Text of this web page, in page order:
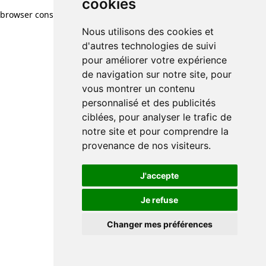
cookies
Nous utilisons des cookies et
d'autres technologies de suivi
pour améliorer votre expérience
de navigation sur notre site, pour
vous montrer un contenu
personnalisé et des publicités
ciblées, pour analyser le trafic de
notre site et pour comprendre la
provenance de nos visiteurs.
J'accepte
Je refuse
Changer mes préférences
browser console for more information)